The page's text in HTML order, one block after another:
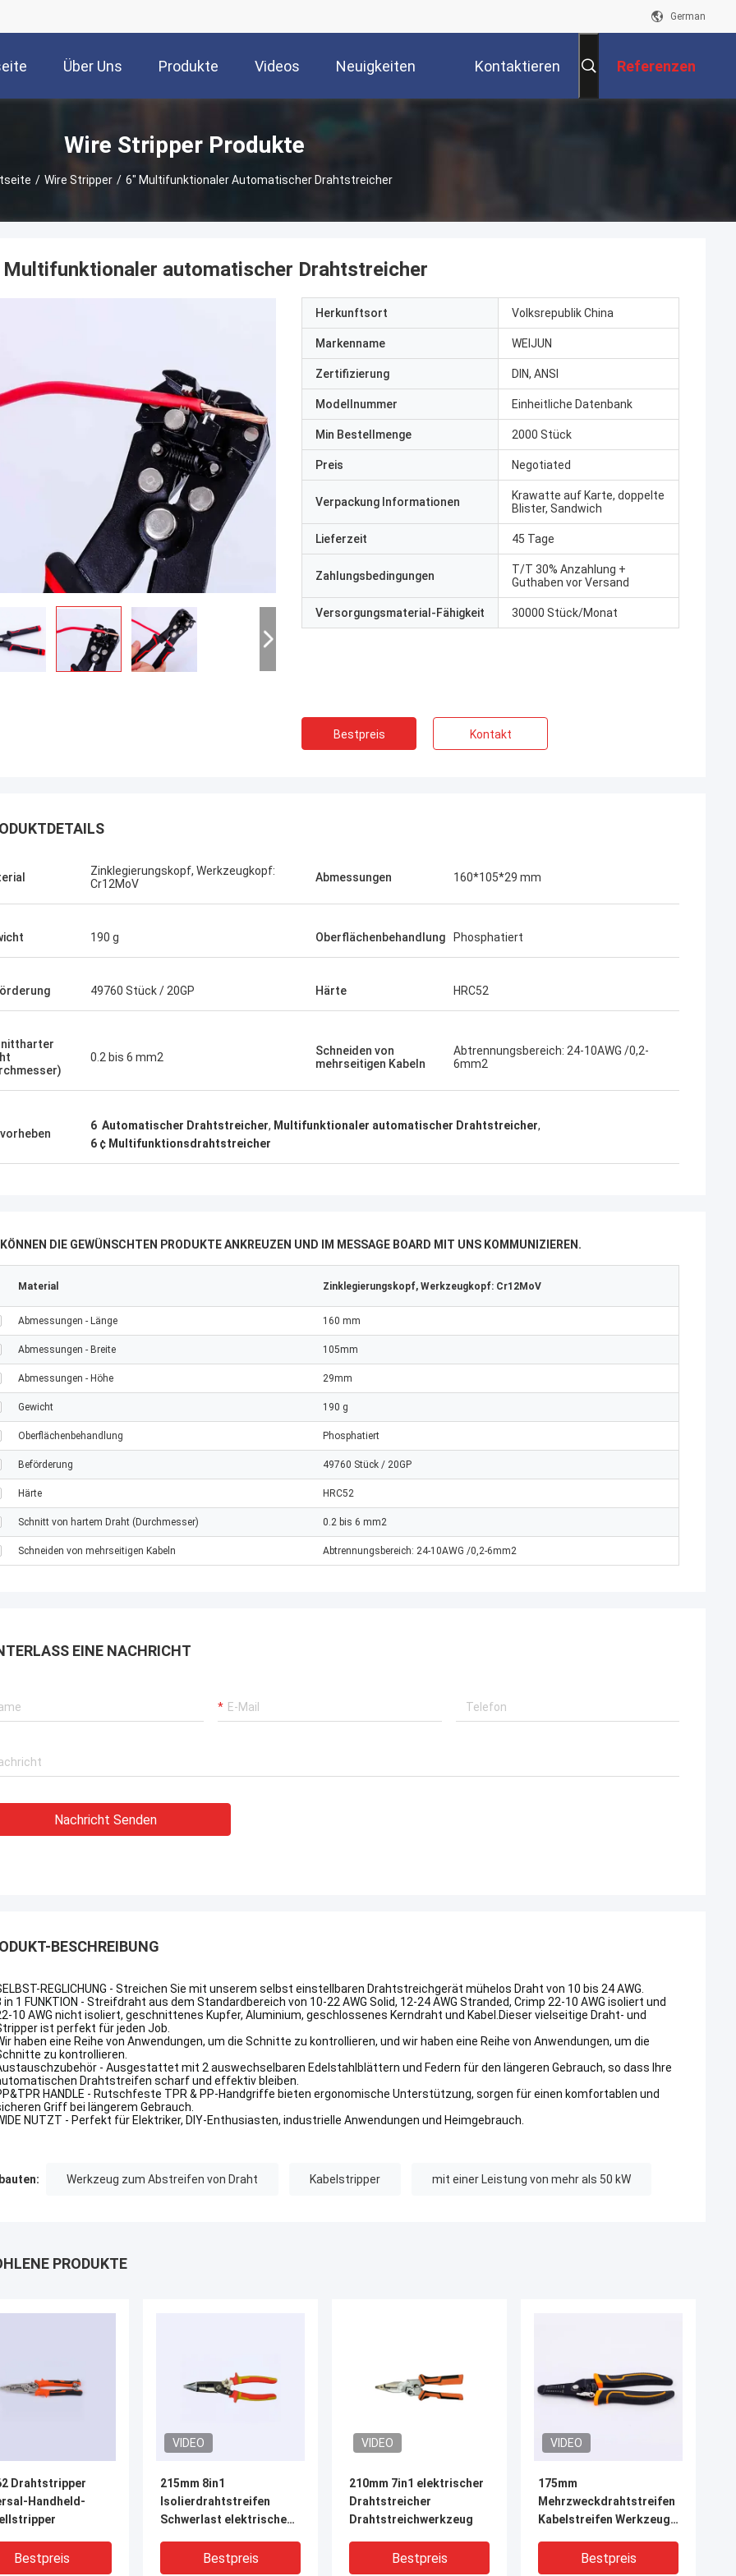
German
Über Uns Produkte Videos Neuigkeiten Kontaktieren Referenzen
Wire Stripper Produkte
/ Wire Stripper / 6" Multifunktionaler Automatischer Drahtstreicher
uns unter vier Augen reden.
unter vier Augen reden.
Multifunktionaler automatischer Drahtstreicher
Herkunftsort Volksrepublik China
Markenname WEIJUN
Zertifizierung DIN, ANSI
Modellnummer Einheitliche Datenbank
Min Bestellmenge 2000 Stück
Preis Negotiated
Verpackung Informationen
Krawatte auf Karte, doppelte
Blister, Sandwich
Lieferzeit 45 Tage
Zahlungsbedingungen
T/T 30% Anzahlung +
Guthaben vor Versand
Versorgungsmaterial-Fähigkeit 30000 Stück/Monat
Bestpreis Kontakt
Zinklegierungskopf, Werkzeugkopf:
Cr12MoV
Abmessungen 160*105*29 mm
190 g Oberflächenbehandlung Phosphatiert
49760 Stück / 20GP Härte HRC52
0.2 bis 6 mm2
Schneiden von
mehrseitigen Kabeln
Abtrennungsbereich: 24-10AWG /0,2-
6mm2
6  Automatischer Drahtstreicher, Multifunktionaler automatischer Drahtstreicher,
6 ¢ Multifunktionsdrahtstreicher
DIE GEWÜNSCHTEN PRODUKTE ANKREUZEN UND IM MESSAGE BOARD MIT UNS KOMMUNIZIEREN.
Material Zinklegierungskopf, Werkzeugkopf: Cr12MoV
Abmessungen - Länge 160 mm
Abmessungen - Breite 105mm
Abmessungen - Höhe 29mm
Gewicht 190 g
Oberflächenbehandlung Phosphatiert
Beförderung 49760 Stück / 20GP
Härte HRC52
Schnitt von hartem Draht (Durchmesser) 0.2 bis 6 mm2
Schneiden von mehrseitigen Kabeln Abtrennungsbereich: 24-10AWG /0,2-6mm2
EINE NACHRICHT
Nachricht Senden
BESCHREIBUNG
REGLICHUNG - Streichen Sie mit unserem selbst einstellbaren Drahtstreichgerät mühelos Draht von 10 bis 24 AWG.
in 1 FUNKTION - Streifdraht aus dem Standardbereich von 10-22 AWG Solid, 12-24 AWG Stranded, Crimp 22-10 AWG isoliert und
10 AWG nicht isoliert, geschnittenes Kupfer, Aluminium, geschlossenes Kerndraht und Kabel.Dieser vielseitige Draht- und
ist perfekt für jeden Job.
haben eine Reihe von Anwendungen, um die Schnitte zu kontrollieren, und wir haben eine Reihe von Anwendungen, um die
zu kontrollieren.
- Ausgestattet mit 2 auswechselbaren Edelstahlblättern und Federn für den längeren Gebrauch, so dass Ihre
Drahtstreifen scharf und effektiv bleiben.
HANDLE - Rutschfeste TPR & PP-Handgriffe bieten ergonomische Unterstützung, sorgen für einen komfortablen und
Griff bei längerem Gebrauch.
NUTZT - Perfekt für Elektriker, DIY-Enthusiasten, industrielle Anwendungen und Heimgebrauch.
Werkzeug zum Abstreifen von Draht Kabelstripper mit einer Leistung von mehr als 50 kW
PRODUKTE
Drahtstripper
Handheld-
Bestpreis
VIDEO
215mm 8in1
Isolierdrahtstreifen
Schwerlast elektrische
Bestpreis
VIDEO
210mm 7in1 elektrischer
Drahtstreicher
Drahtstreichwerkzeug
Bestpreis
VIDEO
175mm
Mehrzweckdrahtstreifen
Kabelstreifen Werkzeug
Sicherheitsschließfach
Bestpreis